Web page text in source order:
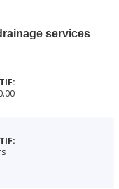
services